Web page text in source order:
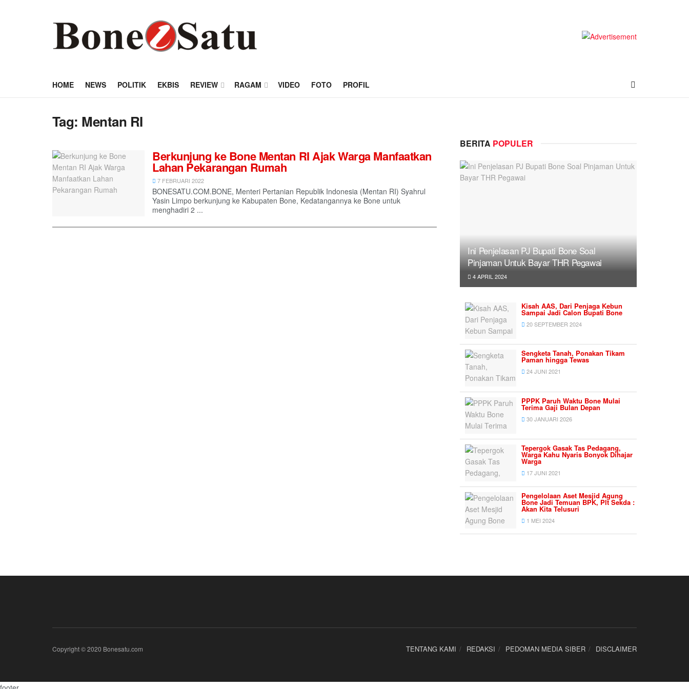
HOME NEWS POLITIK EKBIS REVIEW RAGAM VIDEO FOTO PROFIL
Tag: Mentan RI
Berkunjung ke Bone Mentan RI Ajak Warga Manfaatkan
Lahan Pekarangan Rumah
7 FEBRUARI 2022
BONESATU.COM.BONE, Menteri Pertanian Republik Indonesia (Mentan RI) Syahrul
Yasin Limpo berkunjung ke Kabupaten Bone, Kedatangannya ke Bone untuk
menghadiri 2 ...
BERITA POPULER
Ini Penjelasan PJ Bupati Bone Soal
Pinjaman Untuk Bayar THR Pegawai
4 APRIL 2024
Kisah AAS, Dari Penjaga Kebun
Sampai Jadi Calon Bupati Bone
20 SEPTEMBER 2024
Sengketa Tanah, Ponakan Tikam
Paman hingga Tewas
24 JUNI 2021
PPPK Paruh Waktu Bone Mulai
Terima Gaji Bulan Depan
30 JANUARI 2026
Tepergok Gasak Tas Pedagang,
Warga Kahu Nyaris Bonyok Dihajar
Warga
17 JUNI 2021
Pengelolaan Aset Mesjid Agung
Bone Jadi Temuan BPK, Plt Sekda :
Akan Kita Telusuri
1 MEI 2024
TENTANG KAMI REDAKSI PEDOMAN MEDIA SIBER DISCLAIMER
Copyright © 2020 Bonesatu.com